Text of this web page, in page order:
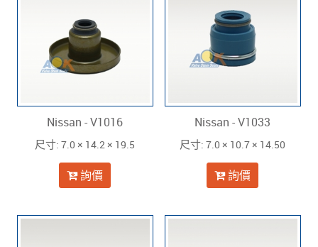
Nissan - V1016
尺寸: 7.0 × 14.2 × 19.5
詢價
Nissan - V1033
尺寸: 7.0 × 10.7 × 14.50
詢價